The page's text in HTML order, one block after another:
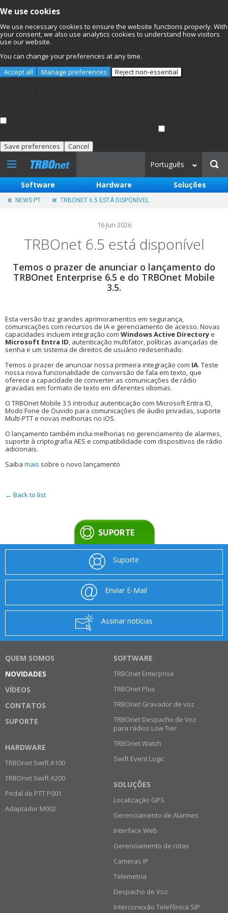
We use cookies
We use necessary cookies to ensure the website functions properly. With
your consent, we also use analytics cookies to understand how visitors
use our website.
You can change your preferences at any time.
Accept all
Manage preferences Reject non-essential
Save preferences
Cancel
Português
Software Hardware Soluções
NEWS PT TRBONET 6.5 ESTÁ DISPONÍVEL
16 Jun 2026
TRBOnet 6.5 está disponível
Temos o prazer de anunciar o lançamento do
TRBOnet Enterprise 6.5 e do TRBOnet Mobile
3.5.
Esta versão traz grandes aprimoramentos em segurança,
comunicações com recursos de IA e gerenciamento de acesso. Novas
capacidades incluem integração com Windows Active Directorye
Microsoft Entra ID, autenticação multifator, políticas avançadas de
senha e um sistema de direitos de usuário redesenhado.
Temos o prazer de anunciar nossa primeira integração com IA. Teste
nossa nova funcionalidade de conversão de fala em texto, que
oferece a capacidade de converter as comunicações de rádio
gravadas em formato de texto em diferentes idiomas.
O TRBOnet Mobile 3.5 introduz autenticação com Microsoft Entra ID,
Modo Fone de Ouvido para comunicações de áudio privadas, suporte
Multi-PTT e novas melhorias no iOS.
O lançamento também inclui melhorias no gerenciamento de alarmes,
suporte à criptografia AES e compatibilidade com dispositivos de rádio
adicionais.
Saiba mais sobre o novo lançamento
← Back to list
SUPORTE
Suporte
Enviar E-Mail
Assinar notícias
QUEM SOMOS
NOVIDADES
VÍDEOS
CONTATOS
SUPORTE
SOFTWARE
TRBOnet Enterprise
TRBOnet Plus
TRBOnet Gravador de voz
TRBOnet Despacho de Voz
para rádios Low Tier
TRBOnet Watch
Swift Event Logic
HARDWARE
TRBOnet Swift A100
TRBOnet Swift A200
Pedal de PTT P001
Adaptador M002
SOLUÇÕES
Localização GPS
Gerenciamento de Alarmes
Interface Web
Gerenciamento de rotas
Cameras IP
Telemetria
Despacho de Voz
Interconexão Telefônica SIP